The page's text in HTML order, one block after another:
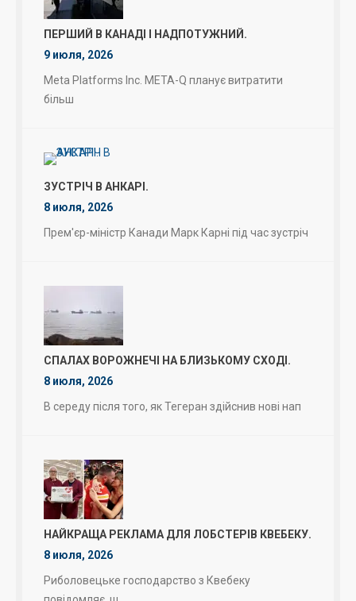
ПЕРШИЙ В КАНАДІ І НАДПОТУЖНИЙ.
9 июля, 2026
Meta Platforms Inc. META-Q планує витратити
більш
ЗУСТРІЧ В АНКАРІ.
8 июля, 2026
Прем'єр-міністр Канади Марк Карні під час зустріч
СПАЛАХ ВОРОЖНЕЧІ НА БЛИЗЬКОМУ СХОДІ.
8 июля, 2026
В середу після того, як Тегеран здійснив нові нап
НАЙКРАЩА РЕКЛАМА ДЛЯ ЛОБСТЕРІВ КВЕБЕКУ.
8 июля, 2026
Риболовецьке господарство з Квебеку